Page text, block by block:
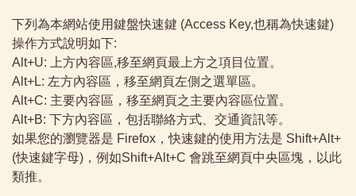
下列為本網站使用鍵盤快速鍵 (Access Key,也稱為快速鍵)
操作方式說明如下:
Alt+U: 上方內容區,移至網頁最上方之項目位置。
Alt+L: 左方內容區，移至網頁左側之選單區。
Alt+C: 主要內容區，移至網頁之主要內容區位置。
Alt+B: 下方內容區，包括聯絡方式、交通資訊等。
如果您的瀏覽器是 Firefox，快速鍵的使用方法是 Shift+Alt+
(快速鍵字母)，例如Shift+Alt+C 會跳至網頁中央區塊，以此
類推。